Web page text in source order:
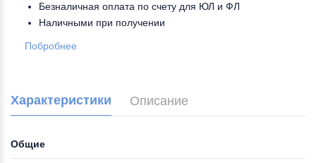
Безналичная оплата по счету для ЮЛ и ФЛ
Наличными при получении
Побробнее
Характеристики Описание
Общие